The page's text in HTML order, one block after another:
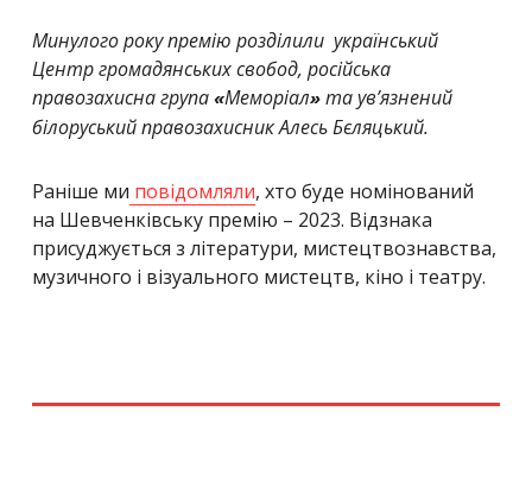
Минулого року премію розділили український
Центр громадянських свобод, російська
правозахисна група «Меморіал» та ув’язнений
білоруський правозахисник Алесь Бєляцький.
Раніше ми повідомляли, хто буде номінований
на Шевченківську премію – 2023. Відзнака
присуджується з літератури, мистецтвознавства,
музичного і візуального мистецтв, кіно і театру.